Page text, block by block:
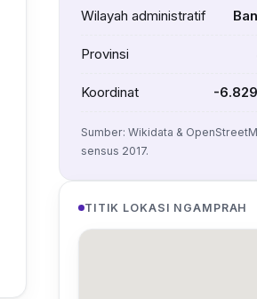
Wilayah administratif
Provinsi
Koordinat -
Sumber: Wikidata &
sensus 2017.
TITIK LOKASI NGAMPRAH